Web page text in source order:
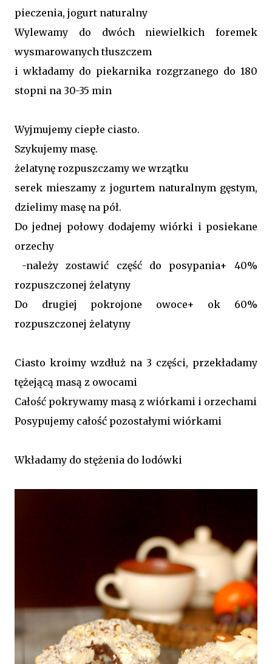
pieczenia, jogurt naturalny
Wylewamy do dwóch niewielkich foremek
wysmarowanych tłuszczem
i wkładamy do piekarnika rozgrzanego do 180
stopni na 30-35 min
Wyjmujemy ciepłe ciasto.
Szykujemy masę.
żelatynę rozpuszczamy we wrzątku
serek mieszamy z jogurtem naturalnym gęstym,
dzielimy masę na pół.
Do jednej połowy dodajemy wiórki i posiekane
orzechy
-należy zostawić część do posypania+ 40%
rozpuszczonej żelatyny
Do drugiej pokrojone owoce+ ok 60%
rozpuszczonej żelatyny
Ciasto kroimy wzdłuż na 3 części, przekładamy
tężejącą masą z owocami
Całość pokrywamy masą z wiórkami i orzechami
Posypujemy całość pozostałymi wiórkami
Wkładamy do stężenia do lodówki